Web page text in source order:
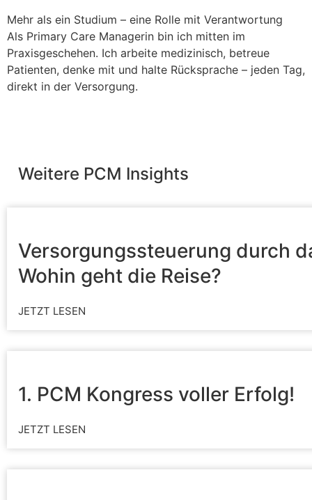
Mehr als ein Studium – eine Rolle mit Verantwortung
Als Primary Care Managerin bin ich mitten im
Praxisgeschehen. Ich arbeite medizinisch, betreue
Patienten, denke mit und halte Rücksprache – jeden Tag,
direkt in der Versorgung.
Weitere PCM Insights
Versorgungssteuerung durch
Wohin geht die Reise?
JETZT LESEN
1. PCM Kongress voller Erfolg!
JETZT LESEN